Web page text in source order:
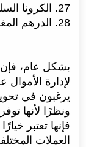
27. الكرونا السلوفاكية (SKK)
28. الدرهم المغربي (MAD).
لإدارة الأموال
يرغبون في
ونظرًا لأنها
فإنها تعتبر
العملات